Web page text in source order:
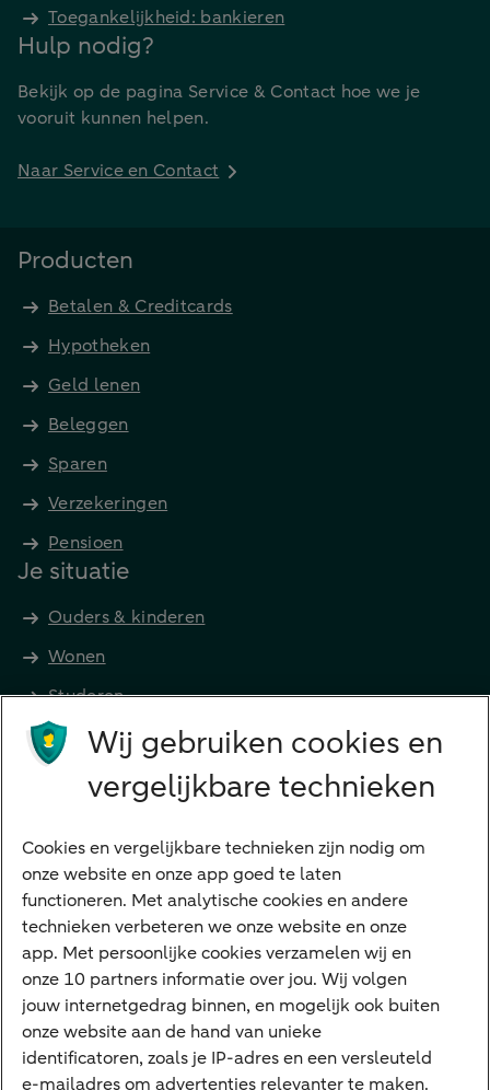
Toegankelijkheid: bankieren
Hulp nodig?
Bekijk op de pagina Service & Contact hoe we je
vooruit kunnen helpen.
Naar Service en Contact
Producten
Betalen & Creditcards
Hypotheken
Geld lenen
Beleggen
Sparen
Verzekeringen
Pensioen
Je situatie
Ouders & kinderen
Wonen
Studeren
Preferred Banking
Digitale diensten
Internet Bankieren
ABN AMRO app
Tikkie
Apple Pay
Google Pay
Wij gebruiken cookies en
vergelijkbare technieken
Cookies en vergelijkbare technieken zijn nodig om
onze website en onze app goed te laten
functioneren. Met analytische cookies en andere
technieken verbeteren we onze website en onze
app. Met persoonlijke cookies verzamelen wij en
onze 10 partners informatie over jou. Wij volgen
jouw internetgedrag binnen, en mogelijk ook buiten
onze website aan de hand van unieke
identificatoren, zoals je IP-adres en een versleuteld
e-mailadres om advertenties relevanter te maken.